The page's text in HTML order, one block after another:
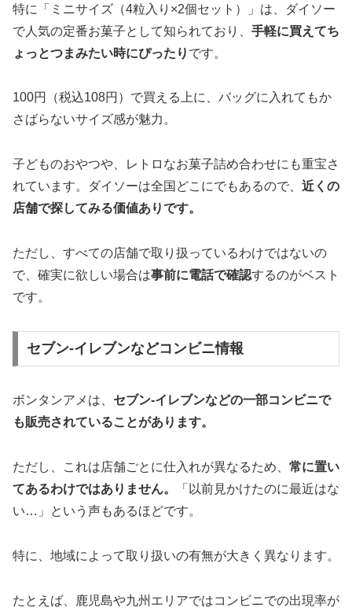
特に「ミニサイズ（4粒入り×2個セット）」は、ダイソー
で人気の定番お菓子として知られており、 手軽に買えてち
ょっとつまみたい時にぴったり です。
100円（税込108円）で買える上に、バッグに入れてもか
さばらないサイズ感が魅力。
子どものおやつや、レトロなお菓子詰め合わせにも重宝さ
れています。ダイソーは全国どこにでもあるので、 近くの
店舗で探してみる価値ありです。
ただし、すべての店舗で取り扱っているわけではないの
で、確実に欲しい場合は事前に電話で確認するのがベスト
です。
セブン-イレブンなどコンビニ情報
ボンタンアメは、 セブン-イレブンなどの一部コンビニで
も販売されていることがあります。
ただし、これは店舗ごとに仕入れが異なるため、 常に置い
てあるわけではありません。
「以前見かけたのに最近はな
い…」という声もあるほどです。
特に、地域によって取り扱いの有無が大きく異なります。
たとえば、鹿児島や九州エリアではコンビニでの出現率が